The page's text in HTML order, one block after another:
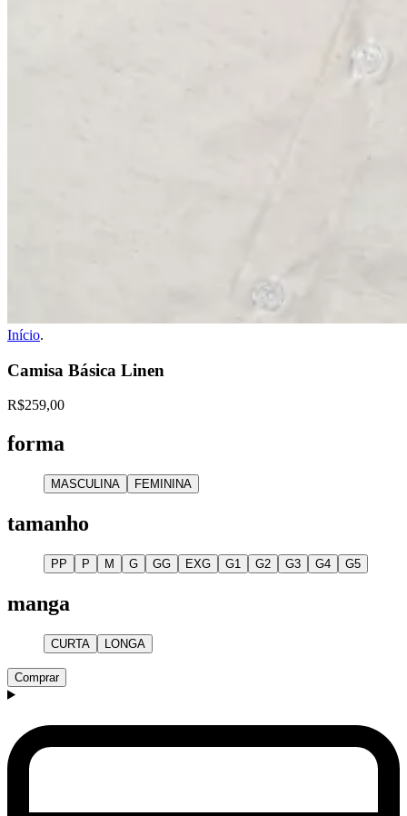
Início.
Camisa Básica Linen
R$259,00
forma
MASCULINA FEMININA
tamanho
PP P M G GG EXG G1 G2 G3 G4 G5
manga
CURTA LONGA
Comprar